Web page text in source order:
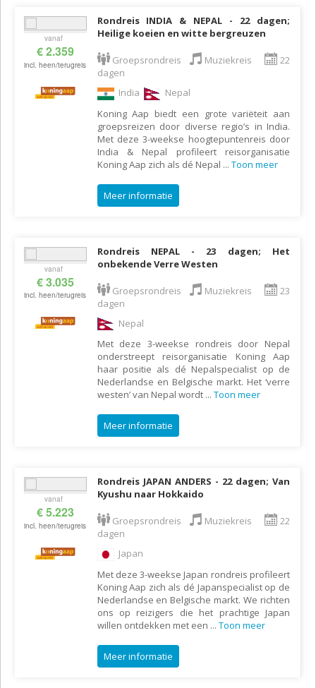
vanaf
€ 2.359
incl. heen/terugreis
Rondreis INDIA & NEPAL - 22 dagen;
Heilige koeien en witte bergreuzen
Groepsrondreis Muziekreis
22
dagen
India
Nepal
Koning Aap biedt een grote variëteit aan
groepsreizen door diverse regio’s in India.
Met deze 3-weekse hoogtepuntenreis door
India & Nepal profileert reisorganisatie
Koning Aap zich als dé Nepal ... Toon meer
Meer informatie
vanaf
€ 3.035
incl. heen/terugreis
Rondreis NEPAL - 23 dagen; Het
onbekende Verre Westen
Groepsrondreis Muziekreis
23
dagen
Nepal
Met deze 3-weekse rondreis door Nepal
onderstreept reisorganisatie Koning Aap
haar positie als dé Nepalspecialist op de
Nederlandse en Belgische markt. Het ‘verre
westen’ van Nepal wordt ... Toon meer
Meer informatie
vanaf
€ 5.223
incl. heen/terugreis
Rondreis JAPAN ANDERS - 22 dagen; Van
Kyushu naar Hokkaido
Groepsrondreis Muziekreis
22
dagen
Japan
Met deze 3-weekse Japan rondreis profileert
Koning Aap zich als dé Japanspecialist op de
Nederlandse en Belgische markt. We richten
ons op reizigers die het prachtige Japan
willen ontdekken met een ... Toon meer
Meer informatie